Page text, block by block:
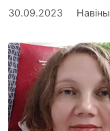
30.09.2023 Навіны